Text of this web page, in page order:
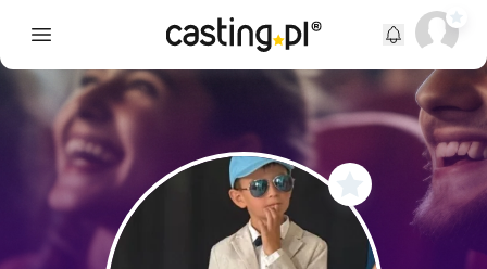
Open main menu